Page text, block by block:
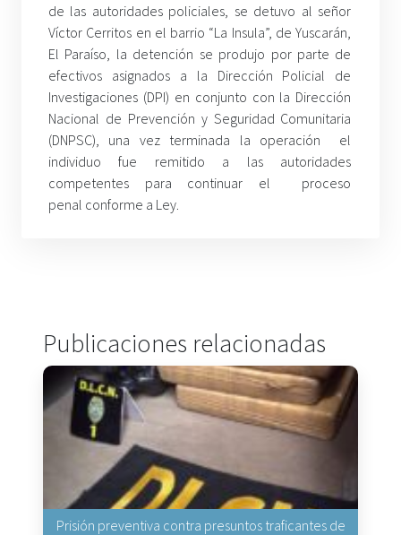
de las autoridades policiales, se detuvo al señor
Víctor Cerritos en el barrio “La Insula”, de Yuscarán,
El Paraíso, la detención se produjo por parte de
efectivos asignados a la Dirección Policial de
Investigaciones (DPI) en conjunto con la Dirección
Nacional de Prevención y Seguridad Comunitaria
(DNPSC), una vez terminada la operación el
individuo fue remitido a las autoridades
competentes para continuar el proceso
penal conforme a Ley.
Publicaciones relacionadas
Prisión preventiva contra presuntos traficantes de